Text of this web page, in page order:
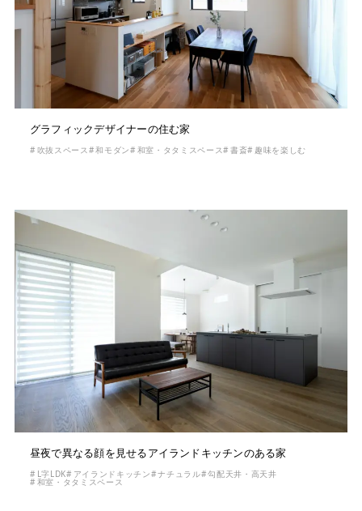
グラフィックデザイナーの住む家
吹抜スペース 和モダン 和室・タタミスペース 書斎 趣味を楽しむ
昼夜で異なる顔を見せるアイランドキッチンのある家
L字LDK アイランドキッチン ナチュラル 勾配天井・高天井
和室・タタミスペース